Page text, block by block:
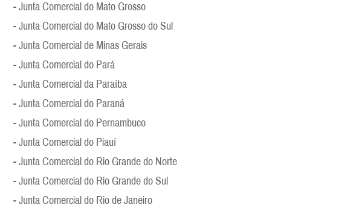
- Junta Comercial do Mato Grosso
- Junta Comercial do Mato Grosso do Sul
- Junta Comercial de Minas Gerais
- Junta Comercial do Pará
- Junta Comercial da Paraíba
- Junta Comercial do Paraná
- Junta Comercial do Pernambuco
- Junta Comercial do Piauí
- Junta Comercial do Rio Grande do Norte
- Junta Comercial do Rio Grande do Sul
- Junta Comercial do Rio de Janeiro